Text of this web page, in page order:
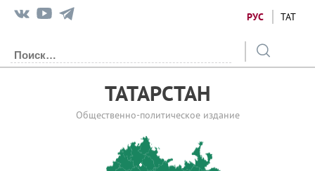
РУС ТАТ
ТАТАРСТАН
Общественно-политическое издание